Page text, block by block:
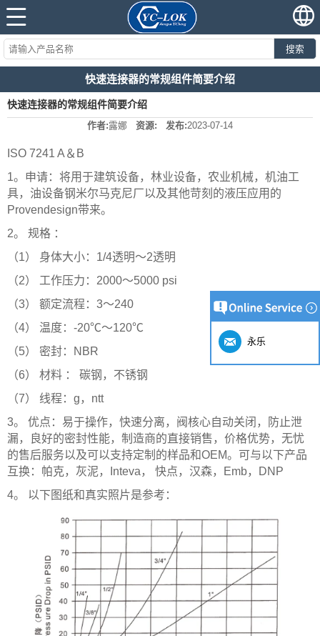
搜索
快速连接器的常规组件简要介绍
快速连接器的常规组件简要介绍
作者:露娜 资源: 发布:2023-07-14
ISO 7241 A＆B
1。 申请：将用于建筑设备，林业设备，农业机械，机油工
具，油设备钢米尔马克尼厂以及其他苛刻的液压应用的
Provendesign带来。
2。
规格 ：
（1）
身体大小：1/4透明〜2透明
（2）
工作压力：2000〜5000 psi
（3）
额定流程：3〜240
（4）
温度：-20℃〜120℃
（5）
密封：NBR
（6）
材料 ： 碳钢，不锈钢
（7）
线程：g，ntt
3。
优点：易于操作，快速分离，阀核心自动关闭，防止泄
漏，良好的密封性能，制造商的直接销售，价格优势，无忧
的售后服务以及可以支持定制的样品和OEM。可与以下产品
互换： 帕克 ， 灰泥 ， Inteva ， 快点 ， 汉森， Emb，
DNP
4。
以下图纸和真实照片是参考：
永乐